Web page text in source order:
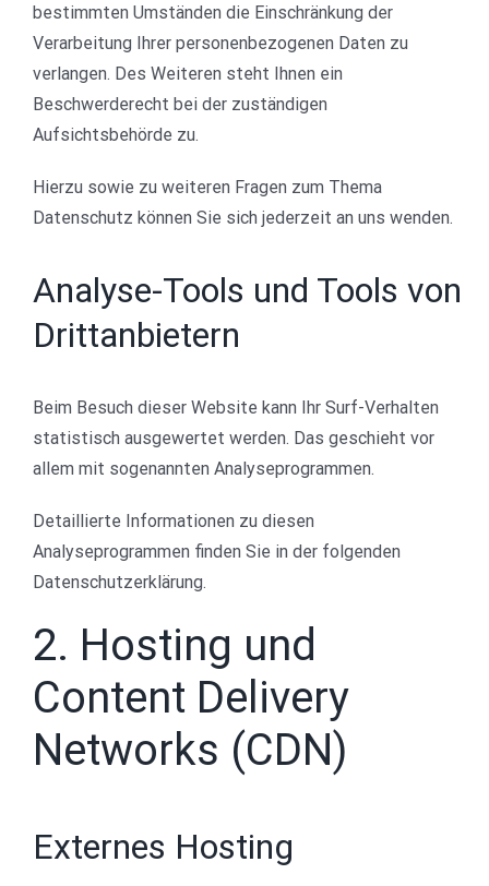
bestimmten Umständen die Einschränkung der
Verarbeitung Ihrer personenbezogenen Daten zu
verlangen. Des Weiteren steht Ihnen ein
Beschwerderecht bei der zuständigen
Aufsichtsbehörde zu.
Hierzu sowie zu weiteren Fragen zum Thema
Datenschutz können Sie sich jederzeit an uns wenden.
Analyse-Tools und Tools von
Dritt­anbietern
Beim Besuch dieser Website kann Ihr Surf-Verhalten
statistisch ausgewertet werden. Das geschieht vor
allem mit sogenannten Analyseprogrammen.
Detaillierte Informationen zu diesen
Analyseprogrammen finden Sie in der folgenden
Datenschutzerklärung.
2. Hosting und
Content Delivery
Networks (CDN)
Externes Hosting